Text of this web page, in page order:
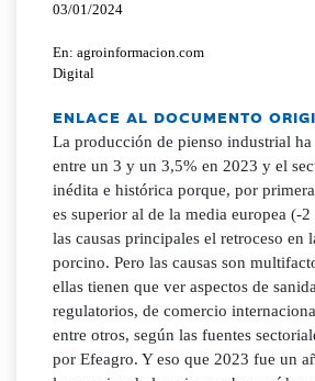
03/01/2024
En: agroinformacion.com
Digital
ENLACE AL DOCUMENTO
La producción de pienso industrial ha
entre un 3 y un 3,5% en 2023 y el
inédita e histórica porque, por
es superior al de la media europea (-
las causas principales el retroceso en
porcino. Pero las causas son
ellas tienen que ver aspectos de
regulatorios, de comercio
entre otros, según las fuentes
por Efeagro. Y eso que 2023 fue un